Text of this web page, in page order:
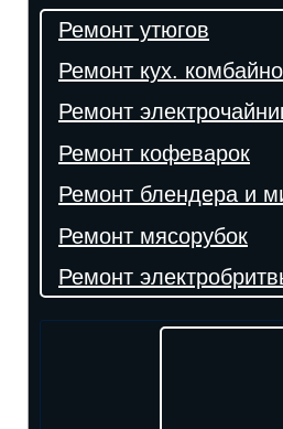
Ремонт утюгов
Ремонт кух.
Ремонт
Ремонт кофеварок
Ремонт блендера и
Ремонт мясорубок
Ремонт